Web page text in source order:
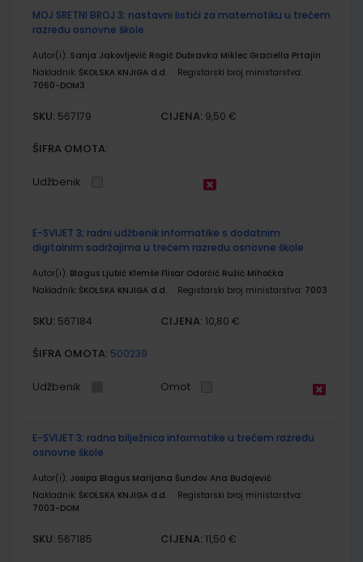
MOJ SRETNI BROJ 3; nastavni listići za matematiku u trećem
razredu osnovne škole
Autor(i): Sanja Jakovljević Rogić Dubravka Miklec Graciella Prtajin
Nakladnik: ŠKOLSKA KNJIGA d.d.
Registarski broj ministarstva:
7060-DOM3
SKU: 567179 CIJENA: 9,50 €
ŠIFRA OMOTA:
Udžbenik
E-SVIJET 3; radni udžbenik informatike s dodatnim
digitalnim sadržajima u trećem razredu osnovne škole
Autor(i): Blagus Ljubić Klemše Flisar Odorčić Ružić Mihočka
Nakladnik: ŠKOLSKA KNJIGA d.d. Registarski broj ministarstva: 7003
SKU: 567184 CIJENA: 10,80 €
ŠIFRA OMOTA: 500239
Udžbenik Omot
E-SVIJET 3; radna bilježnica informatike u trećem razredu
osnovne škole
Autor(i): Josipa Blagus Marijana Šundov Ana Budojević
Nakladnik: ŠKOLSKA KNJIGA d.d.
Registarski broj ministarstva:
7003-DOM
SKU: 567185 CIJENA: 11,50 €